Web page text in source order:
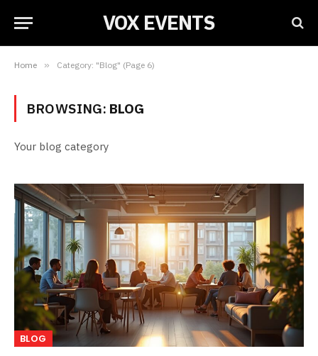
VOX EVENTS
Home » Category: "Blog" (Page 6)
BROWSING: BLOG
Your blog category
BLOG